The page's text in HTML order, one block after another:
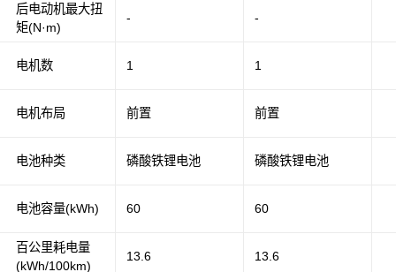
后电动机最大扭
矩(N·m)
电机数
电机布局
电池种类
电池容量(kWh)
百公里耗电量
(kWh/100km)
- -
1 1
前置 前置
磷酸铁锂电池 磷酸铁锂电池
60 60
13.6 13.6